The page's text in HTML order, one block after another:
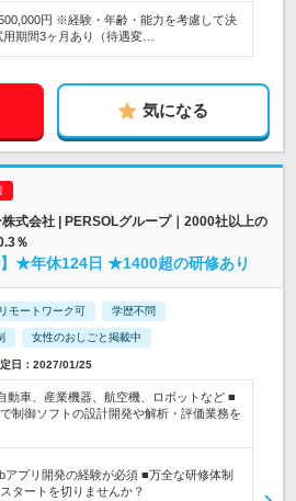
円 ※経験・年齢・能力を考慮して決
期間3ヶ月あり（待遇変…
気になる
式会社 | PERSOLグループ｜2000社以上の
％
★年休124日 ★1400超の研修あり
リモートワーク可 学歴不問
女性のおしごと掲載中
日：2027/01/25
動車、産業機器、航空機、ロボットなど ■
制御ソフトの設計開発や解析・評価業務を
アプリ開発の経験が必須 ■万全な研修体制
タートを切りませんか？